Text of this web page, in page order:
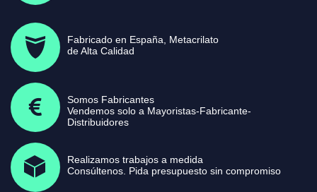
Fabricado en España, Metacrilato
de Alta Calidad
Somos Fabricantes
Vendemos solo a Mayoristas-Fabricante-
Distribuidores
Realizamos trabajos a medida
Consúltenos. Pida presupuesto sin compromiso